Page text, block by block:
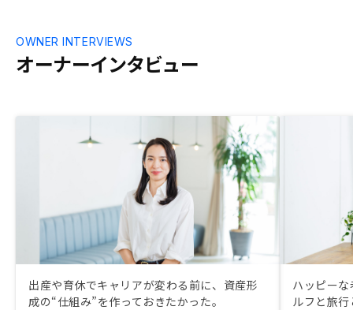
オーナーインタビュー
OWNER INTERVIEWS
出産や育休でキャリアが変わる前に、資産形
成の“仕組み”を作っておきたかった。
ハッピー
ルフと旅